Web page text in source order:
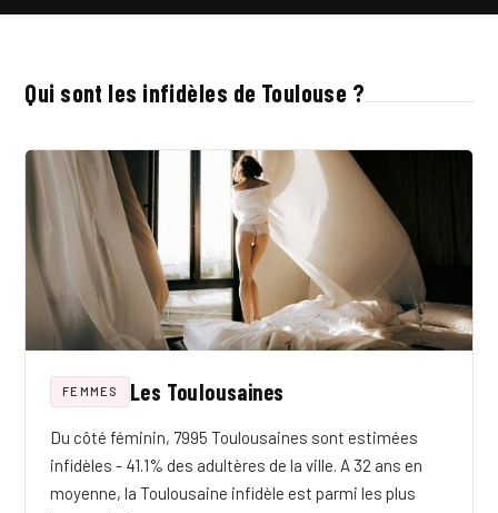
Qui sont les infidèles de Toulouse ?
FEMMES Les Toulousaines
Du côté féminin, 7995 Toulousaines sont estimées
infidèles - 41.1% des adultères de la ville. A 32 ans en
moyenne, la Toulousaine infidèle est parmi les plus